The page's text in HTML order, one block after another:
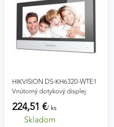
HIKVISION DS-KH6320-WTE1
Vnútorný dotykový displej
224,51 €/ ks
Skladom